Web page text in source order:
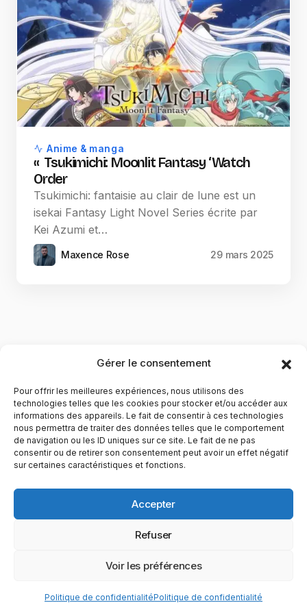
Gérer le consentement
Pour offrir les meilleures expériences, nous utilisons des
technologies telles que les cookies pour stocker et/ou accéder aux
informations des appareils. Le fait de consentir à ces technologies
nous permettra de traiter des données telles que le comportement
de navigation ou les ID uniques sur ce site. Le fait de ne pas
consentir ou de retirer son consentement peut avoir un effet négatif
sur certaines caractéristiques et fonctions.
Accepter
Refuser
Voir les préférences
Politique de confidentialitéPolitique de confidentialité
Anime & manga
« Tsukimichi: Moonlit Fantasy ‘Watch
Order
Tsukimichi: fantaisie au clair de lune est un
isekai Fantasy Light Novel Series écrite par
Kei Azumi et…
Maxence Rose 29 mars 2025
YubiGeek est un média français dédié aux nouvelles
technologies, à la culture geek et au numérique. Fondé par
du web, du gaming et de la science, avec une approche
© 2025 YubiGeek. Tous droits réservés.